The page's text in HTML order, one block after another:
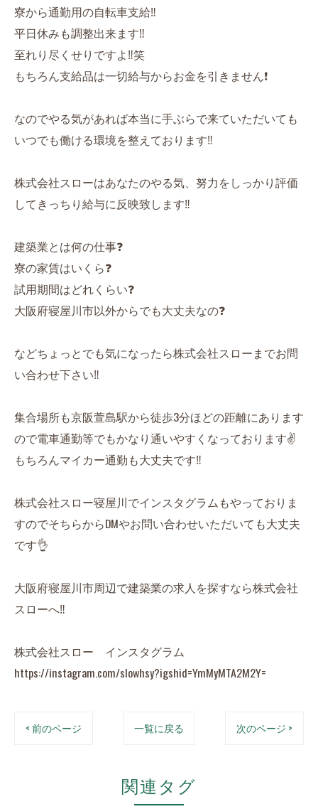
寮から通勤用の自転車支給‼️
平日休みも調整出来ます‼️
至れり尽くせりですよ‼️笑
もちろん支給品は一切給与からお金を引きません❗️
なのでやる気があれば本当に手ぶらで来ていただいても
いつでも働ける環境を整えております‼️
株式会社スローはあなたのやる気、努力をしっかり評価
してきっちり給与に反映致します‼️
建築業とは何の仕事❓
寮の家賃はいくら❓
試用期間はどれくらい❓
大阪府寝屋川市以外からでも大丈夫なの❓
などちょっとでも気になったら株式会社スローまでお問
い合わせ下さい‼️
集合場所も京阪萱島駅から徒歩3分ほどの距離にあります
ので電車通勤等でもかなり通いやすくなっております✌️
もちろんマイカー通勤も大丈夫です‼️
株式会社スロー寝屋川でインスタグラムもやっておりま
すのでそちらからDMやお問い合わせいただいても大丈夫
です👌
大阪府寝屋川市周辺で建築業の求人を探すなら株式会社
スローへ‼️
株式会社スロー インスタグラム
https://instagram.com/slowhsy?igshid=YmMyMTA2M2Y=
< 前のページ 一覧に戻る 次のページ >
関連タグ